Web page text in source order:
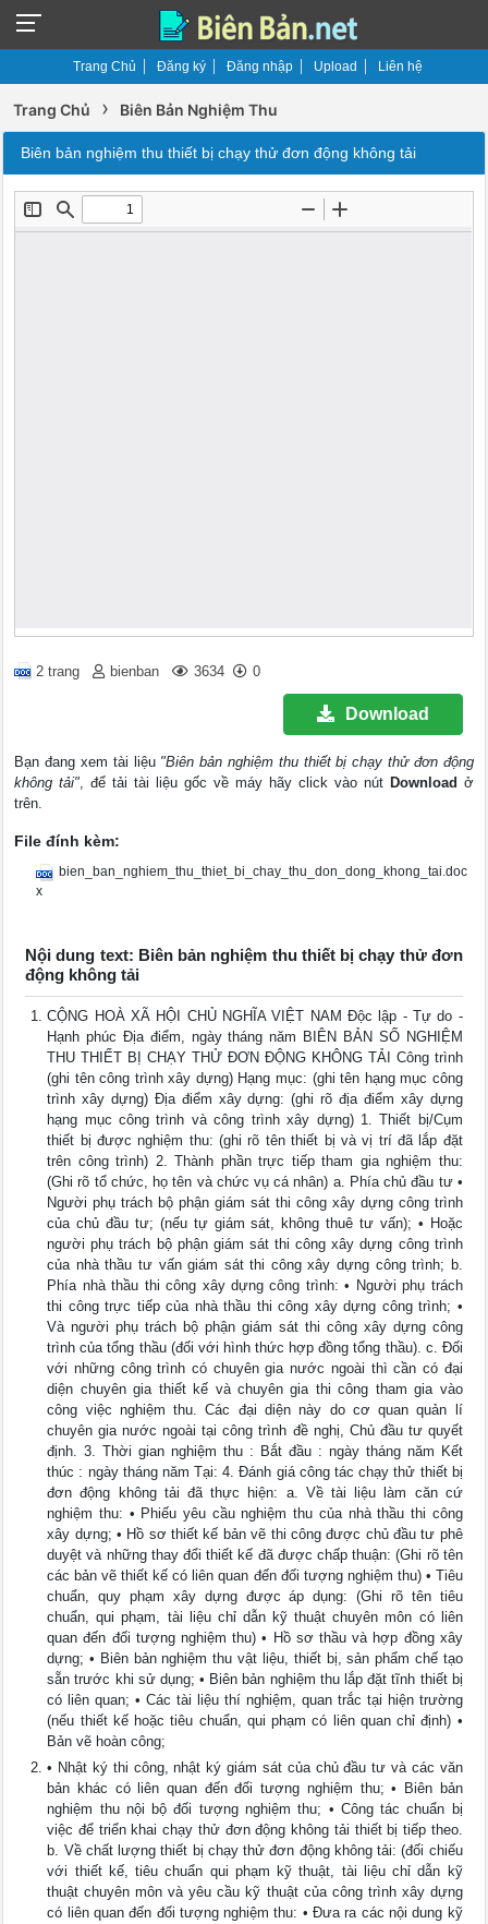
Trang Chủ Đăng ký Đăng nhập Upload Liên hệ
Trang Chủ › Biên Bản Nghiệm Thu
Biên bản nghiệm thu thiết bị chạy thử đơn động không tải
2 trang bienban 3634 0
Download
Bạn đang xem tài liệu "Biên bản nghiệm thu thiết bị chạy thử đơn động
không tải", để tải tài liệu gốc về máy hãy click vào nút Download ở
trên.
File đính kèm:
bien_ban_nghiem_thu_thiet_bi_chay_thu_don_dong_khong_tai.doc
x
Nội dung text: Biên bản nghiệm thu thiết bị chạy thử đơn
động không tải
CỘNG HOÀ XÃ HỘI CHỦ NGHĨA VIỆT NAM Độc lập - Tự do -
Hạnh phúc Địa điểm, ngày tháng năm BIÊN BẢN SỐ NGHIỆM
THU THIẾT BỊ CHẠY THỬ ĐƠN ĐỘNG KHÔNG TẢI Công trình
(ghi tên công trình xây dựng) Hạng mục: (ghi tên hạng mục công
trình xây dựng) Địa điểm xây dựng: (ghi rõ địa điểm xây dựng
hạng mục công trình và công trình xây dựng) 1. Thiết bị/Cụm
thiết bị được nghiệm thu: (ghi rõ tên thiết bị và vị trí đã lắp đặt
trên công trình) 2. Thành phần trực tiếp tham gia nghiệm thu:
(Ghi rõ tổ chức, họ tên và chức vụ cá nhân) a. Phía chủ đầu tư •
Người phụ trách bộ phận giám sát thi công xây dựng công trình
của chủ đầu tư; (nếu tự giám sát, không thuê tư vấn); • Hoặc
người phụ trách bộ phận giám sát thi công xây dựng công trình
của nhà thầu tư vấn giám sát thi công xây dựng công trình; b.
Phía nhà thầu thi công xây dựng công trình: • Người phụ trách
thi công trực tiếp của nhà thầu thi công xây dựng công trình; •
Và người phụ trách bộ phận giám sát thi công xây dựng công
trình của tổng thầu (đối với hình thức hợp đồng tổng thầu). c. Đối
với những công trình có chuyên gia nước ngoài thì cần có đại
diện chuyên gia thiết kế và chuyên gia thi công tham gia vào
công việc nghiệm thu. Các đại diện này do cơ quan quản lí
chuyên gia nước ngoài tại công trình đề nghị, Chủ đầu tư quyết
định. 3. Thời gian nghiệm thu : Bắt đầu : ngày tháng năm Kết
thúc : ngày tháng năm Tại: 4. Đánh giá công tác chạy thử thiết bị
đơn động không tải đã thực hiện: a. Về tài liệu làm căn cứ
nghiệm thu: • Phiếu yêu cầu nghiệm thu của nhà thầu thi công
xây dựng; • Hồ sơ thiết kế bản vẽ thi công được chủ đầu tư phê
duyệt và những thay đổi thiết kế đã được chấp thuận: (Ghi rõ tên
các bản vẽ thiết kế có liên quan đến đối tượng nghiệm thu) • Tiêu
chuẩn, quy phạm xây dựng được áp dụng: (Ghi rõ tên tiêu
chuẩn, qui phạm, tài liệu chỉ dẫn kỹ thuật chuyên môn có liên
quan đến đối tượng nghiệm thu) • Hồ sơ thầu và hợp đồng xây
dựng; • Biên bản nghiệm thu vật liệu, thiết bị, sản phẩm chế tạo
sẵn trước khi sử dụng; • Biên bản nghiệm thu lắp đặt tĩnh thiết bị
có liên quan; • Các tài liệu thí nghiệm, quan trắc tại hiện trường
(nếu thiết kế hoặc tiêu chuẩn, qui phạm có liên quan chỉ định) •
Bản vẽ hoàn công;
• Nhật ký thi công, nhật ký giám sát của chủ đầu tư và các văn
bản khác có liên quan đến đối tượng nghiệm thu; • Biên bản
nghiệm thu nội bộ đối tượng nghiệm thu; • Công tác chuẩn bị
việc để triển khai chạy thử đơn động không tải thiết bị tiếp theo.
b. Về chất lượng thiết bị chạy thử đơn động không tải: (đối chiếu
với thiết kế, tiêu chuẩn qui phạm kỹ thuật, tài liệu chỉ dẫn kỹ
thuật chuyên môn và yêu cầu kỹ thuật của công trình xây dựng
có liên quan đến đối tượng nghiệm thu: • Đưa ra các nội dung kỹ